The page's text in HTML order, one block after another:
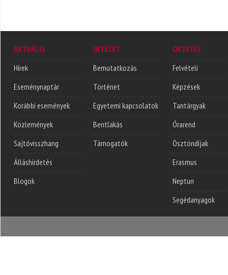
AKTUÁLIS
Hírek
Eseménynaptár
Korábbi események
Közlemények
Sajtóvisszhang
Álláshirdetés
Blogok
INTÉZET
Bemutatkozás
Történet
Egyetemi kapcsolatok
Bentlakás
Támogatók
OKTATÁS
Felvételi
Képzések
Tantárgyak
Órarend
Ösztöndíjak
Erasmus
Neptun
Segédanyagok